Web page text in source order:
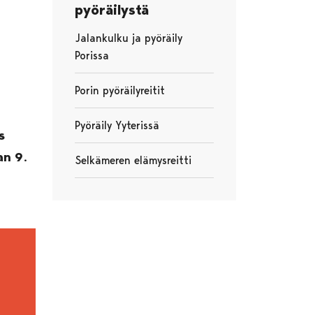
9.
pyöräilystä
Jalankulku ja pyöräily
Porissa
Porin pyöräilyreitit
Pyöräily Yyterissä
Avautuu uudessa välilehdessä
Selkämeren elämysreitti
Avautuu uudessa välilehdessä